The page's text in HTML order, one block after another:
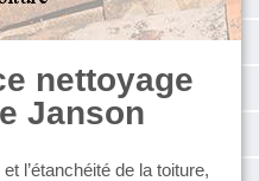
nettoyage
Janson
l’étanchéité de la toiture,